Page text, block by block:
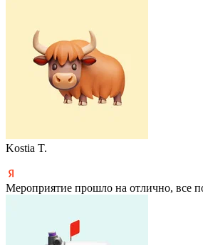
Kostia T.
Мероприятие прошло на отлично, все